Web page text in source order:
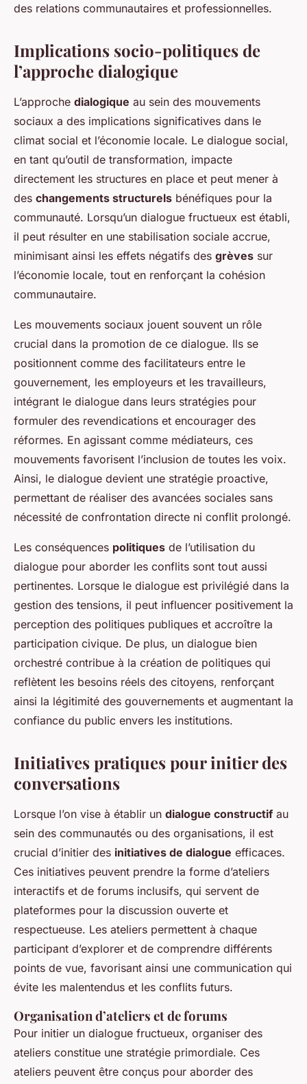
des relations communautaires et professionnelles.
Implications socio-politiques de
l’approche dialogique
L’approche dialogique au sein des mouvements
sociaux a des implications significatives dans le
climat social et l’économie locale. Le dialogue social,
en tant qu’outil de transformation, impacte
directement les structures en place et peut mener à
des changements structurels bénéfiques pour la
communauté. Lorsqu’un dialogue fructueux est établi,
il peut résulter en une stabilisation sociale accrue,
minimisant ainsi les effets négatifs des grèves sur
l’économie locale, tout en renforçant la cohésion
communautaire.
Les mouvements sociaux jouent souvent un rôle
crucial dans la promotion de ce dialogue. Ils se
positionnent comme des facilitateurs entre le
gouvernement, les employeurs et les travailleurs,
intégrant le dialogue dans leurs stratégies pour
formuler des revendications et encourager des
réformes. En agissant comme médiateurs, ces
mouvements favorisent l’inclusion de toutes les voix.
Ainsi, le dialogue devient une stratégie proactive,
permettant de réaliser des avancées sociales sans
nécessité de confrontation directe ni conflit prolongé.
Les conséquences politiques de l’utilisation du
dialogue pour aborder les conflits sont tout aussi
pertinentes. Lorsque le dialogue est privilégié dans la
gestion des tensions, il peut influencer positivement la
perception des politiques publiques et accroître la
participation civique. De plus, un dialogue bien
orchestré contribue à la création de politiques qui
reflètent les besoins réels des citoyens, renforçant
ainsi la légitimité des gouvernements et augmentant la
confiance du public envers les institutions.
Initiatives pratiques pour initier des
conversations
Lorsque l’on vise à établir un dialogue constructif au
sein des communautés ou des organisations, il est
crucial d’initier des initiatives de dialogue efficaces.
Ces initiatives peuvent prendre la forme d’ateliers
interactifs et de forums inclusifs, qui servent de
plateformes pour la discussion ouverte et
respectueuse. Les ateliers permettent à chaque
participant d’explorer et de comprendre différents
points de vue, favorisant ainsi une communication qui
évite les malentendus et les conflits futurs.
Organisation d’ateliers et de forums
Pour initier un dialogue fructueux, organiser des
ateliers constitue une stratégie primordiale. Ces
ateliers peuvent être conçus pour aborder des